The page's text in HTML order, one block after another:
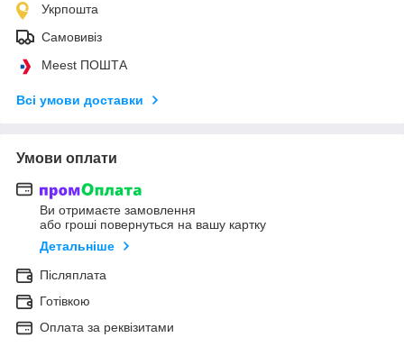
Укрпошта
Самовивіз
Meest ПОШТА
Всі умови доставки
Умови оплати
Ви отримаєте замовлення
або гроші повернуться на вашу картку
Детальніше
Післяплата
Готівкою
Оплата за реквізитами